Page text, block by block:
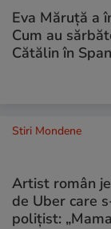
Eva Măruță a
Cum au
Cătălin în
Stiri Mondene
Artist român
de Uber care
polițist: